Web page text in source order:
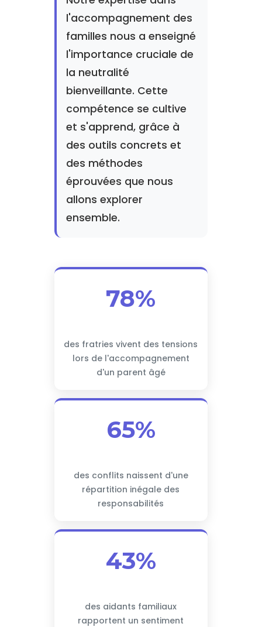
l'accompagnement des
familles nous a enseigné
l'importance cruciale de
la neutralité
bienveillante. Cette
compétence se cultive
et s'apprend, grâce à
des outils concrets et
des méthodes
éprouvées que nous
allons explorer
ensemble.
78%
des fratries vivent des tensions
lors de l'accompagnement
d'un parent âgé
65%
des conflits naissent d'une
répartition inégale des
responsabilités
43%
des aidants familiaux
rapportent un sentiment